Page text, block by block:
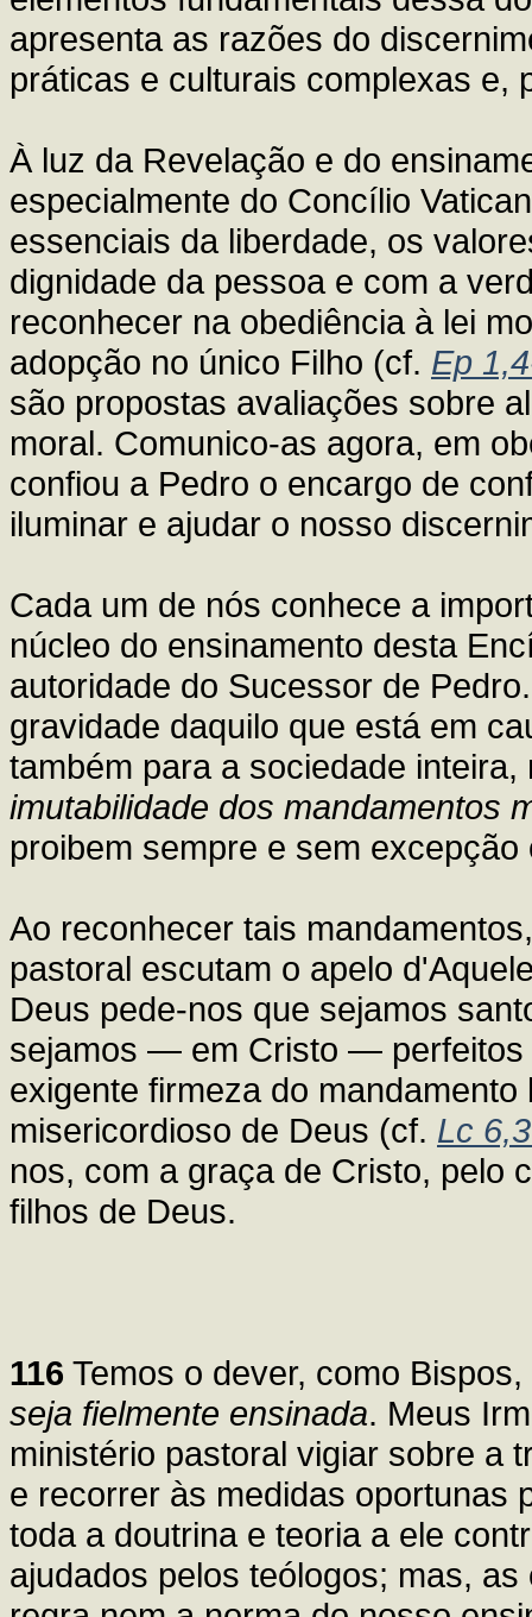
apresenta as razões do
práticas e culturais complexas e,
À luz da Revelação e do
especialmente do Concílio
essenciais da liberdade, os
dignidade da pessoa e com a
reconhecer na obediência à lei
adopção no único Filho (cf. Ep
são propostas avaliações sobre
moral. Comunico-as agora, em
confiou a Pedro o encargo de
iluminar e ajudar o nosso
Cada um de nós conhece a
núcleo do ensinamento desta
autoridade do Sucessor de
gravidade daquilo que está em
também para a sociedade
imutabilidade dos mandamentos
proibem sempre e sem
Ao reconhecer tais
pastoral escutam o apelo
Deus pede-nos que sejamos
sejamos — em Cristo —
exigente firmeza do
misericordioso de Deus (cf. Lc
nos, com a graça de Cristo, pelo
filhos de Deus.
116 Temos o dever, como
seja fielmente ensinada. Meus
ministério pastoral vigiar sobre a
e recorrer às medidas oportunas
toda a doutrina e teoria a ele
ajudados pelos teólogos; mas,